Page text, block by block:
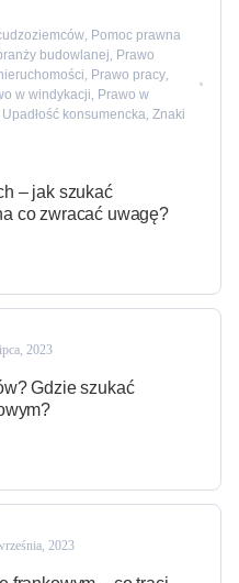
Pomoc prawna
budowlanej Prawo
Prawo pracy
w windykacji Prawo w
Upadłość konsumencka Znaki
– jak szukać
co zwracać uwagę?
2023
Gdzie szukać
2023